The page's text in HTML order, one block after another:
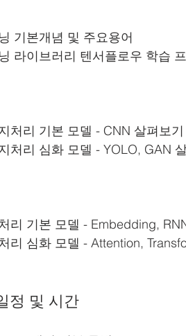
기본개념 및 주요용어
라이브러리 텐서플로우 학습
처리 기본 모델 - CNN 살펴보기
처리 심화 모델 - YOLO, GAN
리 기본 모델 - Embedding,
리 심화 모델 - Attention,
정 및 시간